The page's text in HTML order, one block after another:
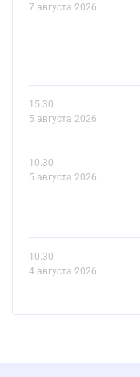
7 августа 2026
15.30
5 августа 2026
10.30
5 августа 2026
10.30
4 августа 2026